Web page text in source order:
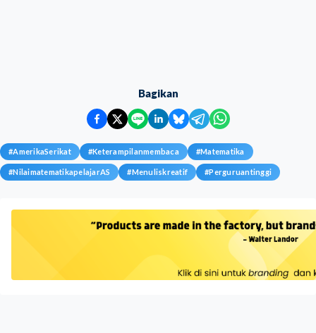
Bagikan
#AmerikaSerikat #Keterampilanmembaca #Matematika
#NilaimatematikapelajarAS #Menuliskreatif #Perguruantinggi